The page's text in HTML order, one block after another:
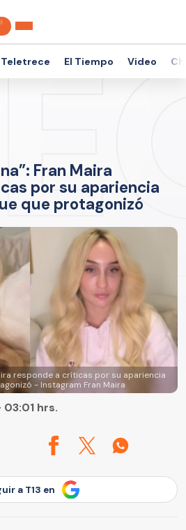
El Tiempo Video
Fran Maira
por su apariencia
que protagonizó
responde a críticas por su apariencia
- Instagram Fran Maira
hrs.
a T13 en